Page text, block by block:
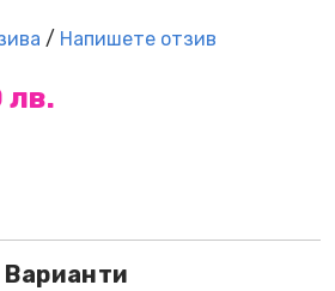
/ Напишете отзив
лв.
Варианти